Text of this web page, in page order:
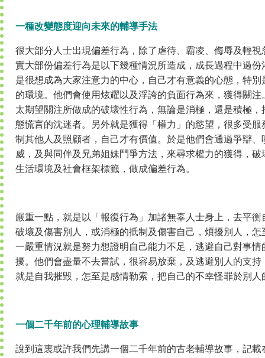
一種改變態度迎向未來的輔導手法
很大部分人士出現偏差行為，除了虐待、霸凌、侮辱及輕
實大部份偏差行為是以下幾種情況所造成，成長過程中過
是很想成為大家注意力的中心，自己才有意義的心態，特
的環境。他們會使用炫耀以及浮誇的負面行為來，獲得關
太期望關注所做成的破壞性行為，無論是消極，還是積極
態慌言的沈迷者。另外就是獲得「權力」的慾望，很多受
制其他人及照顧者，自己才有價值。於是他們會通過爭辯
威，及與同伴及兄弟姐妹鬥爭方法，來尋求權力的獲得，
生活環境及社會框架標籤，做成偏差行為。
嚴重一點，就是以「報復行為」加諸無辜人士身上，去平
破壞及傷害別人，或消極的扺制及傷害自己，煩擾別人，
一嚴重情況就是努力想證明自己能力不足，逃避自己對事
擾。他們會盡量不去嘗試，很容易放棄，及逃避別人的支
就是自我摧毁，怎至是感情勒索，把自己的不幸怪罪於別人
一個二千年前的心理輔導故事
說到這裏或許我們先講一個二千年前的古老輔導故事，記